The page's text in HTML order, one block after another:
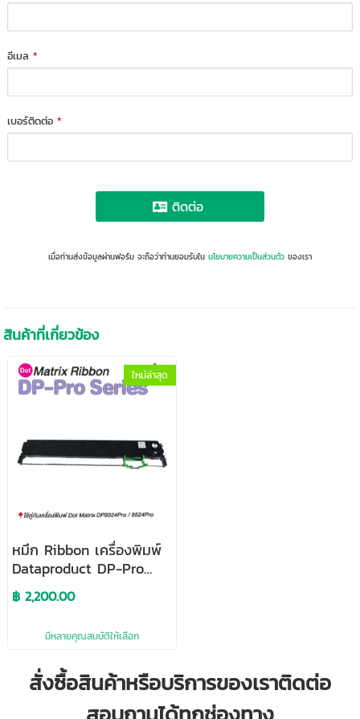
อีเมล*
เบอร์ติดต่อ*
ติดต่อ
เมื่อท่านส่งข้อมูลผ่านฟอร์ม จะถือว่าท่านยอมรับใน นโยบายความเป็นส่วนตัว ของเรา
สินค้าที่เกี่ยวข้อง
ใหม่ล่าสุด
หมึก Ribbon เครื่องพิมพ์
Dataproduct DP-Pro
Series ( 24-Pin )
฿ 2,200.00
มีหลายคุณสมบัติให้เลือก
สั่งซื้อสินค้าหรือบริการของเราติดต่อ